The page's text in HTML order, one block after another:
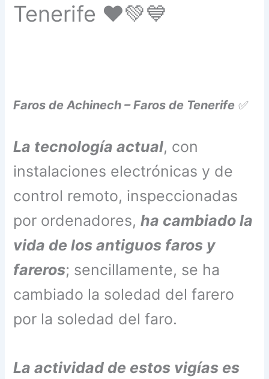
Tenerife ❤️💚💙
Faros de Achinech – Faros de Tenerife ✅
La tecnología actual, con
instalaciones electrónicas y de
control remoto, inspeccionadas
por ordenadores,ha cambiado la
vida de los antiguos faros y
fareros; sencillamente, se ha
cambiado la soledad del farero
por la soledad del faro.
La actividad de estos vigías es